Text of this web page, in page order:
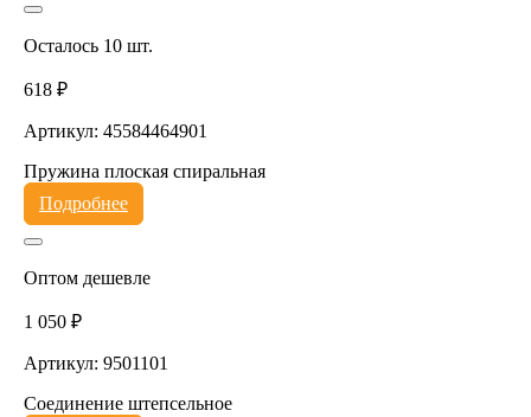
Осталось 10 шт.
618 ₽
Артикул: 45584464901
Пружина плоская спиральная
Подробнее
Оптом дешевле
1 050 ₽
Артикул: 9501101
Соединение штепсельное